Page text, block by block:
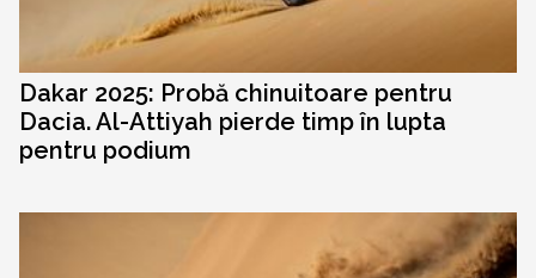
Dakar 2025: Probă chinuitoare pentru
Dacia. Al-Attiyah pierde timp în lupta
pentru podium